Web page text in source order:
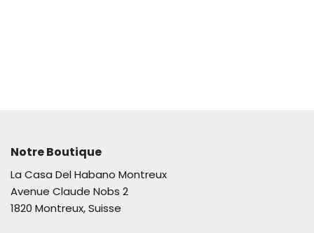
Notre Boutique
La Casa Del Habano Montreux
Avenue Claude Nobs 2
1820 Montreux, Suisse